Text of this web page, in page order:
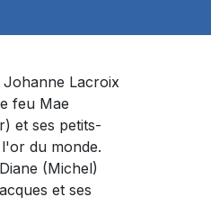
Johanne Lacroix
feu Mae
et ses petits-
du monde.
(Michel)
et ses